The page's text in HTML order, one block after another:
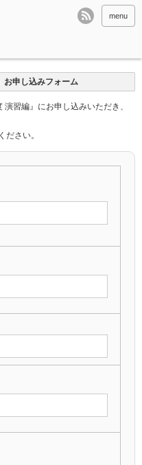
menu
お申し込みフォーム
習編』にお申し込みいただき、
ださい。